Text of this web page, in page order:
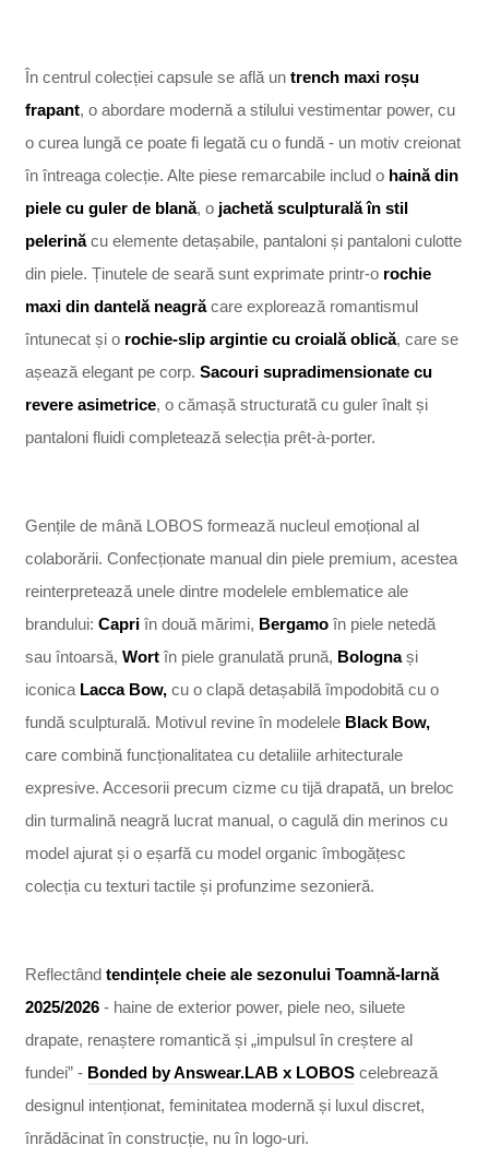
În centrul colecției capsule se află untrench maxi roșu
frapant, o abordare modernă a stilului vestimentar power, cu
o curea lungă ce poate fi legată cu o fundă - un motiv creionat
în întreaga colecție. Alte piese remarcabile includ o haină din
piele cu guler de blană, o jachetă sculpturală în stil
pelerinăcu elemente detașabile, pantaloni și pantaloni culotte
din piele. Ținutele de seară sunt exprimate printr-o rochie
maxi din dantelă neagrăcare explorează romantismul
întunecat și o rochie-slip argintie cu croială oblică, care se
așează elegant pe corp.Sacouri supradimensionate cu
revere asimetrice, o cămașă structurată cu guler înalt și
pantaloni fluidi completează selecția prêt-à-porter.
Gențile de mână LOBOS formează nucleul emoțional al
colaborării. Confecționate manual din piele premium, acestea
reinterpretează unele dintre modelele emblematice ale
brandului:Capriîn două mărimi, Bergamo în piele netedă
sau întoarsă,Wort în piele granulată prună, Bolognași
iconica Lacca Bow, cu o clapă detașabilă împodobită cu o
fundă sculpturală. Motivul revine în modelele Black Bow,
care combină funcționalitatea cu detaliile arhitecturale
expresive. Accesorii precum cizme cu tijă drapată, un breloc
din turmalină neagră lucrat manual, o cagulă din merinos cu
model ajurat și o eșarfă cu model organic îmbogățesc
colecția cu texturi tactile și profunzime sezonieră.
Reflectândtendințele cheie ale sezonului Toamnă-Iarnă
2025/2026 - haine de exterior power, piele neo, siluete
drapate, renaștere romantică și „impulsul în creștere al
fundei” - Bonded by Answear.LAB x LOBOS celebrează
designul intenționat, feminitatea modernă și luxul discret,
înrădăcinat în construcție, nu în logo-uri.